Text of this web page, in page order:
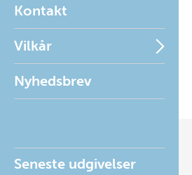
Kontakt
Vilkår
Nyhedsbrev
Seneste udgivelser